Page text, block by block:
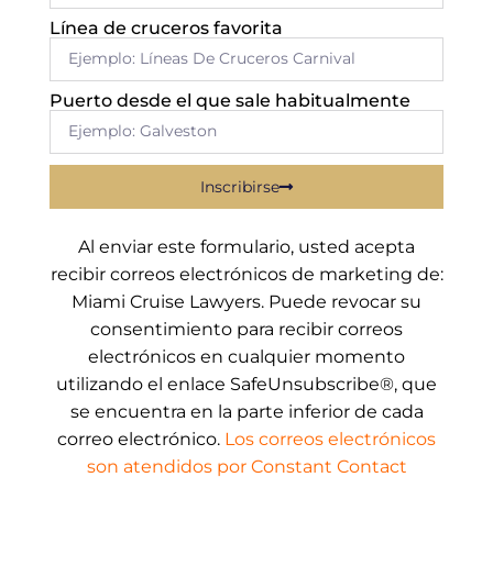
Línea de cruceros favorita
Puerto desde el que sale habitualmente
Inscribirse
Al enviar este formulario, usted acepta
recibir correos electrónicos de marketing de:
Miami Cruise Lawyers. Puede revocar su
consentimiento para recibir correos
electrónicos en cualquier momento
utilizando el enlace SafeUnsubscribe®, que
se encuentra en la parte inferior de cada
correo electrónico. Los correos electrónicos
son atendidos por Constant Contact